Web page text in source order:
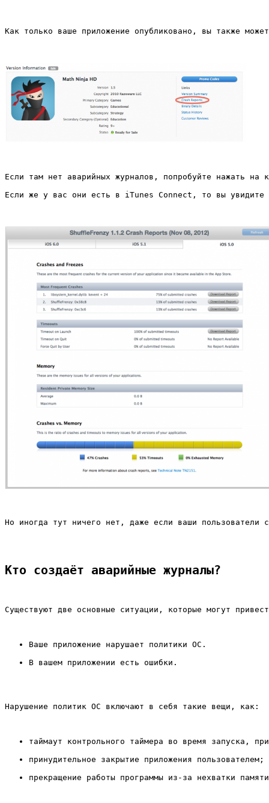
Как только ваше приложение опубликовано, вы также
Если там нет аварийных журналов, попробуйте нажать
Если же у вас они есть в iTunes Connect, то вы увидите
Но иногда тут ничего нет, даже если ваши пользователи
Кто создаёт аварийные журналы?
Существуют две основные ситуации, которые могут
Ваше приложение нарушает политики ОС.
В вашем приложении есть ошибки.
Нарушение политик ОС включают в себя такие вещи, как:
таймаут контрольного таймера во время запуска,
принудительное закрытие приложения пользователем;
прекращение работы программы из-за нехватки